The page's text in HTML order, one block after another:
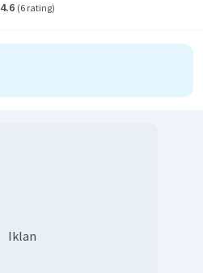
4.6 (6 rating)
Iklan